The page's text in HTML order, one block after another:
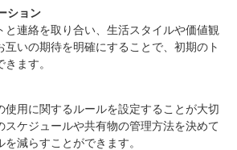
ション
と連絡を取り合い、生活スタイルや価値観
互いの期待を明確にすることで、初期のト
ます。
使用に関するルールを設定することが大切
スケジュールや共有物の管理方法を決めて
減らすことができます。
みを理解します
トラブル対策
ニケーション
ティング
バシーを尊重する
生した場合の対処法